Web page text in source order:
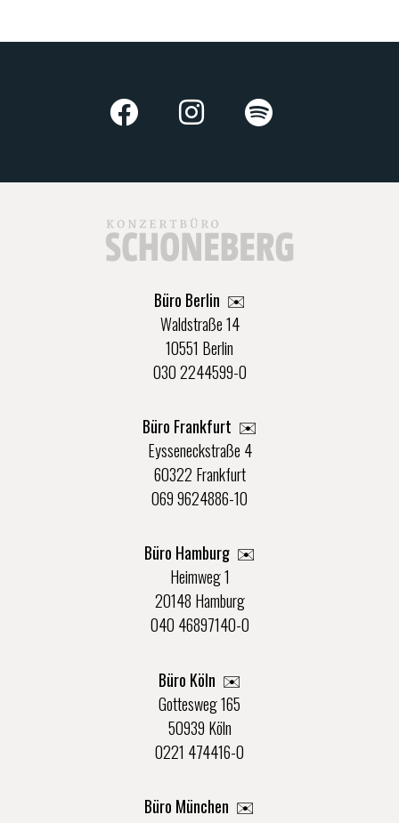
Büro Berlin ✉️
Waldstraße 14
10551 Berlin
030 2244599-0
Büro Frankfurt ✉️
Eysseneckstraße 4
60322 Frankfurt
069 9624886-10
Büro Hamburg ✉️
Heimweg 1
20148 Hamburg
040 46897140-0
Büro Köln ✉️
Gottesweg 165
50939 Köln
0221 474416-0
Büro München ✉️